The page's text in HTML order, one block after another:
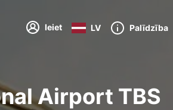
Ieiet LV Palīdzība
Airport TBS